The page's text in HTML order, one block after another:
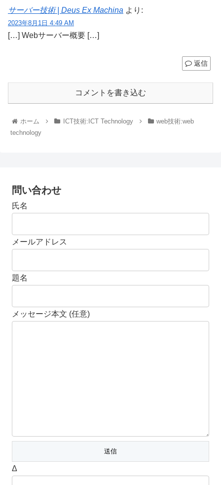
サーバー技術 | Deus Ex Machina より:
2023年8月1日 4:49 AM
[…] Webサーバー概要 […]
返信
コメントを書き込む
ホーム ICT技術:ICT Technology
web技術:web
technology
問い合わせ
氏名
メールアドレス
題名
メッセージ本文 (任意)
Δ